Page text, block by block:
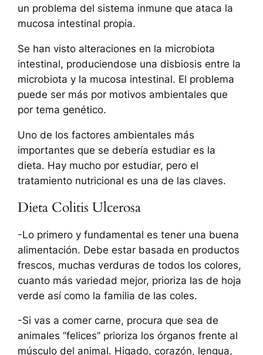
un problema del sistema inmune que ataca la
mucosa intestinal propia.
Se han visto alteraciones en la microbiota
intestinal, produciendose una disbiosis entre la
microbiota y la mucosa intestinal. El problema
puede ser más por motivos ambientales que
por tema genético.
Uno de los factores ambientales más
importantes que se debería estudiar es la
dieta. Hay mucho por estudiar, pero el
tratamiento nutricional es una de las claves.
Dieta Colitis Ulcerosa
-Lo primero y fundamental es tener una buena
alimentación. Debe estar basada en productos
frescos, muchas verduras de todos los colores,
cuanto más variedad mejor, prioriza las de hoja
verde así como la familia de las coles.
-Si vas a comer carne, procura que sea de
animales “felices” prioriza los órganos frente al
músculo del animal. Higado, corazón, lengua,